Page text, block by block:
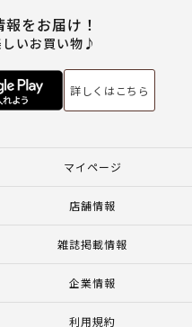
をお届け！
いお買い物♪
詳しくはこちら
マイページ
店舗情報
雑誌掲載情報
企業情報
利用規約